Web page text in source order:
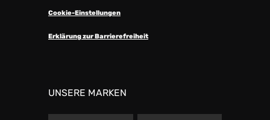
Cookie-Einstellungen
Erklärung zur Barrierefreiheit
UNSERE MARKEN